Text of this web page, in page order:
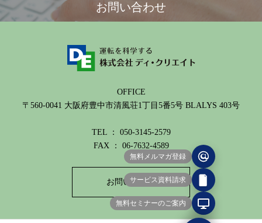
お問い合わせ
OFFICE
〒560-0041 大阪府豊中市清風荘1丁目5番5号 BLALYS 403号
TEL ： 050-3145-2579
FAX ： 06-7632-4589
お問い合わせ
無料メルマガ登録
サービス資料請求
無料セミナーのご案内